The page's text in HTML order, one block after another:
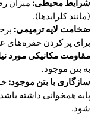
شرایط محیطی: میزان
(مانند کلرایدها).
ضخامت لایه ترمیمی:
برای پر کردن حفره‌های
مقاومت مکانیکی مورد
به بتن موجود.
سازگاری با بتن موجود:
پایه همخوانی داشته
شود.